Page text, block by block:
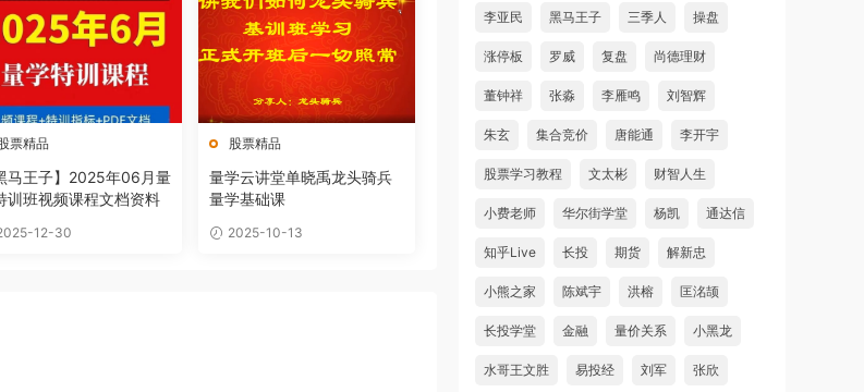
票精品
马王子】2025年06月量
训班视频课程文档资料
12-30
股票精品
量学云讲堂单晓禹龙头骑兵
量学基础课
2025-10-13
李亚民 黑马王子 三季人 操盘
涨停板 罗威 复盘 尚德理财
董钟祥 张淼 李雁鸣 刘智辉
朱玄 集合竞价 唐能通 李开宇
股票学习教程 文太彬 财智人生
小费老师 华尔街学堂 杨凯 通达信
知乎Live 长投 期货 解新忠
小熊之家 陈斌宇 洪榕 匡洺颉
长投学堂 金融 量价关系 小黑龙
水哥王文胜 易投经 刘军 张欣